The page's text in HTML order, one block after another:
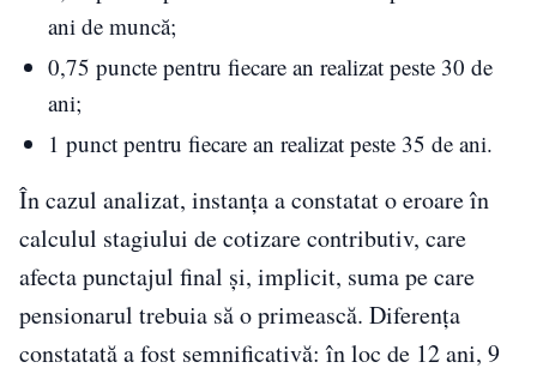
ani de muncă;
0,75 puncte pentru fiecare an realizat peste 30 de
ani;
1 punct pentru fiecare an realizat peste 35 de ani.
În cazul analizat, instanța a constatat o eroare în
calculul stagiului de cotizare contributiv, care
afecta punctajul final și, implicit, suma pe care
pensionarul trebuia să o primească. Diferența
constatată a fost semnificativă: în loc de 12 ani, 9